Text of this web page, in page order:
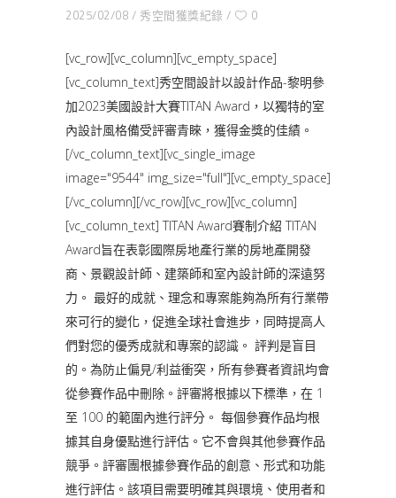
2025/02/08 秀空間獲獎紀錄 0
[vc_row][vc_column][vc_empty_space]
[vc_column_text]秀空間設計以設計作品-黎明參
加2023美國設計大賽TITAN Award，以獨特的室
內設計風格備受評審青睞，獲得金獎的佳績。
[/vc_column_text][vc_single_image
image="9544" img_size="full"][vc_empty_space]
[/vc_column][/vc_row][vc_row][vc_column]
[vc_column_text] TITAN Award賽制介紹 TITAN
Award旨在表彰國際房地產行業的房地產開發
商、景觀設計師、建築師和室內設計師的深遠努
力。 最好的成就、理念和專案能夠為所有行業帶
來可行的變化，促進全球社會進步，同時提高人
們對您的優秀成就和專案的認識。 評判是盲目
的。為防止偏見/利益衝突，所有參賽者資訊均會
從參賽作品中刪除。評審將根據以下標準，在 1
至 100 的範圍內進行評分。 每個參賽作品均根
據其自身優點進行評估。它不會與其他參賽作品
競爭。評審團根據參賽作品的創意、形式和功能
進行評估。該項目需要明確其與環境、使用者和